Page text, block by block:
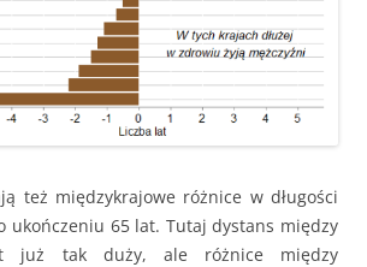
też międzykrajowe różnice w długości
ukończeniu 65 lat. Tutaj dystans między
już tak duży, ale różnice między